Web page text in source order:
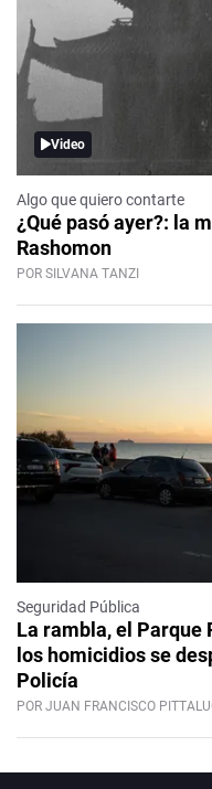
Video
Algo que quiero contarte
¿Qué pasó ayer?: la
Rashomon
POR SILVANA TANZI
Seguridad Pública
La rambla, el Parque
los homicidios se
Policía
POR JUAN FRANCISCO